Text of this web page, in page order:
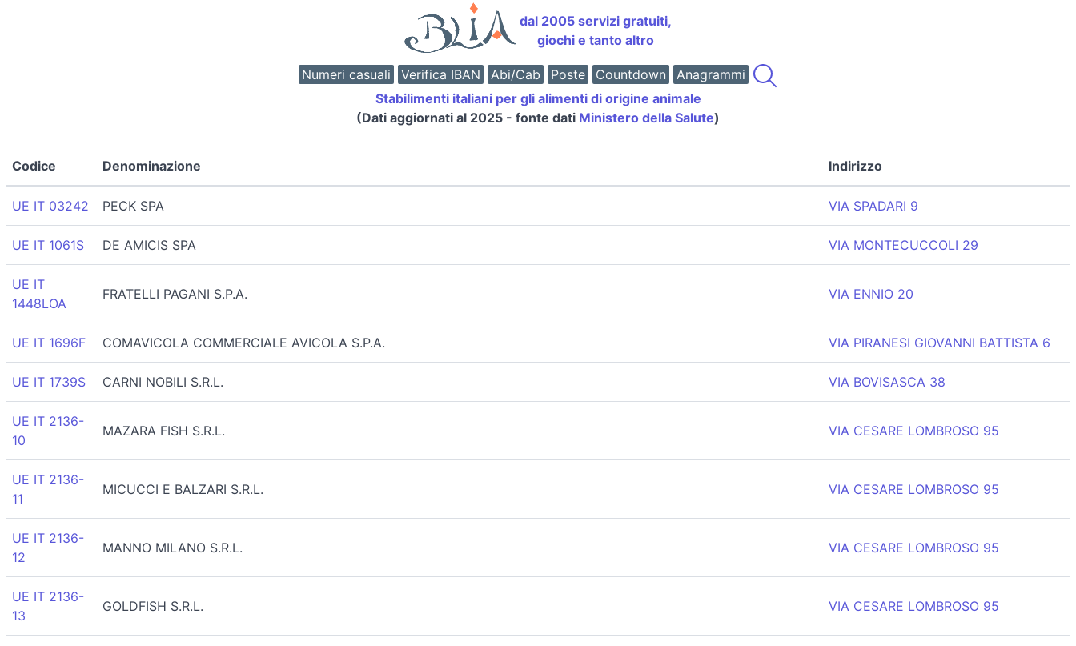
dal 2005 servizi gratuiti,
giochi e tanto altro
Numeri casuali Verifica IBAN Abi/Cab Poste Countdown
Anagrammi
Stabilimenti italiani per gli alimenti di origine animale
(Dati aggiornati al 2025 - fonte dati Ministero della Salute)
Codice Denominazione Indirizzo
UE IT 03242 PECK SPA VIA SPADARI 9
UE IT 1061S DE AMICIS SPA VIA MONTECUCCOLI 29
UE IT
1448LOA
FRATELLI PAGANI S.P.A. VIA ENNIO 20
UE IT 1696F COMAVICOLA COMMERCIALE AVICOLA S.P.A. VIA PIRANESI GIOVANNI BATTISTA 6
UE IT 1739S CARNI NOBILI S.R.L. VIA BOVISASCA 38
UE IT 2136-
10
MAZARA FISH S.R.L. VIA CESARE LOMBROSO 95
UE IT 2136-
11
MICUCCI E BALZARI S.R.L. VIA CESARE LOMBROSO 95
UE IT 2136-
12
MANNO MILANO S.R.L. VIA CESARE LOMBROSO 95
UE IT 2136-
13
GOLDFISH S.R.L. VIA CESARE LOMBROSO 95